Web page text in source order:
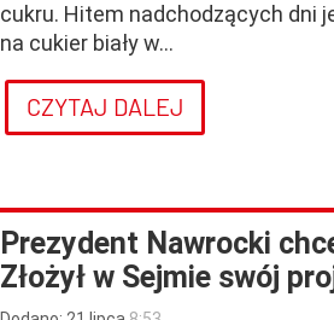
cukru. Hitem nadchodzących dni
na cukier biały w...
CZYTAJ DALEJ
Prezydent Nawrocki
Złożył w Sejmie swój